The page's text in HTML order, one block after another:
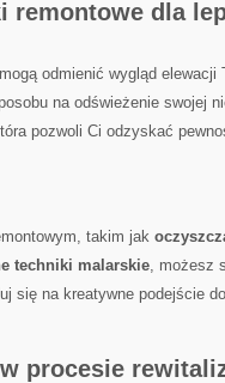
remontowe dla
odmienić wygląd elewacji​
⁣na ‍odświeżenie swojej
pozwoli ⁤Ci odzyskać
⁢takim jak
techniki malarskie, możesz
się na kreatywne podejście
procesie